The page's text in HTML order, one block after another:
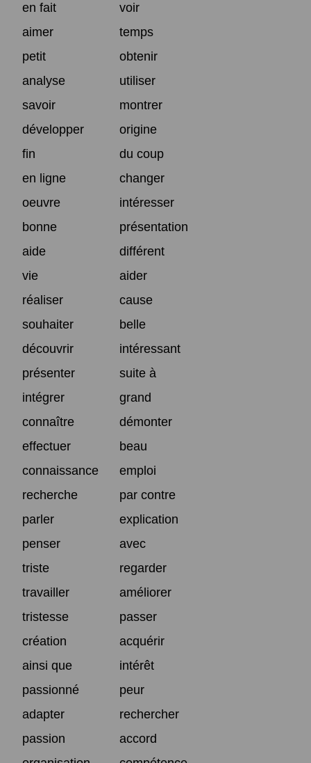
en fait
voir
aimer
temps
petit
obtenir
analyse
utiliser
savoir
montrer
développer
origine
fin
du coup
en ligne
changer
oeuvre
intéresser
bonne
présentation
aide
différent
vie
aider
réaliser
cause
souhaiter
belle
découvrir
intéressant
présenter
suite à
intégrer
grand
connaître
démonter
effectuer
beau
connaissance
emploi
recherche
par contre
parler
explication
penser
avec
triste
regarder
travailler
améliorer
tristesse
passer
création
acquérir
ainsi que
intérêt
passionné
peur
adapter
rechercher
passion
accord